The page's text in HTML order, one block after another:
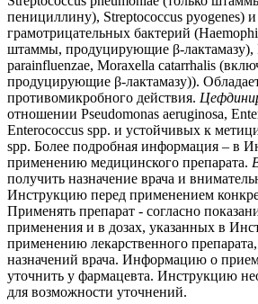
пенициллину), Streptococcus pyogenes)
грамотрицательных бактерий
штаммы, продуцирующие β-лактамазу),
parainfluenzae, Moraxella catarrhalis
продуцирующие β-лактамазу)).
противомикробного действия.
отношении Pseudomonas aeruginosa,
Enterococcus spp. и устойчивых к
spp. Более подробная информация – в
применению медицинского препарата.
получить назначение врача и
Инструкцию перед применением
Применять препарат - согласно
применения и в дозах, указанных в
применению лекарственного
назначений врача. Информацию о
уточнить у фармацевта. Инструкцию
для возможности уточнений.